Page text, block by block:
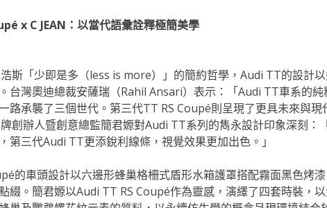
x C JEAN：以當代語彙詮釋極簡美學
斯「少即是多（less is more）」的簡約哲學，Audi TT的設計
台灣奧迪總裁安薩瑞（Rahil Ansari）表示：「Audi TT車系的純
路承襲了三個世代。第三代TT RS Coupé則呈現了更具未來與現
牌創辦人暨創意總監簡君嫄對Audi TT系列的雋永設計印象深刻：
第三代Audi TT更添銳利線條，視覺效果更加出色。」
的車頭設計以六邊形蜂巢格柵式盾形水箱護罩搭配霧面黑色烤
綴。簡君嫄以Audi TT RS Coupé作為靈感，演繹了四套時裝，